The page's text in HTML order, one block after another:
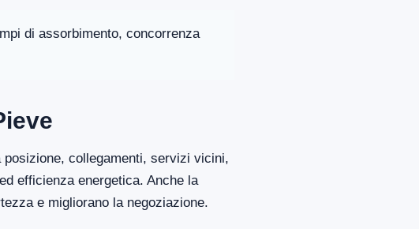
di assorbimento, concorrenza
collegamenti, servizi vicini,
efficienza energetica. Anche la
e migliorano la negoziazione.